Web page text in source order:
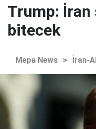
Trump: İran
bitecek
Mepa News > İran-